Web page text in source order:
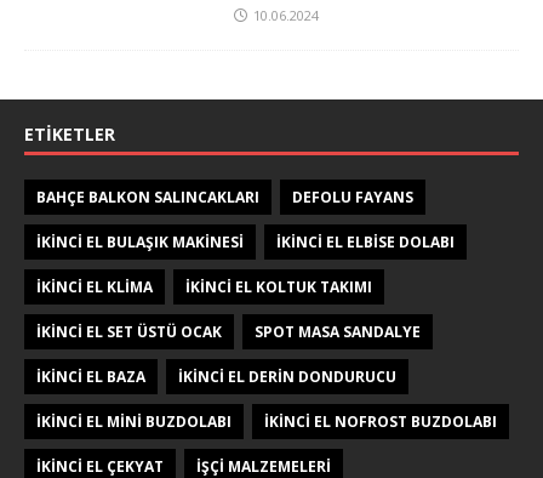
10.06.2024
ETIKETLER
BAHÇE BALKON SALINCAKLARI DEFOLU FAYANS
IKINCI EL BULAŞIK MAKINESI IKINCI EL ELBISE DOLABI
IKINCI EL KLIMA IKINCI EL KOLTUK TAKIMI
IKINCI EL SET ÜSTÜ OCAK SPOT MASA SANDALYE
İKINCI EL BAZA İKINCI EL DERIN DONDURUCU
İKINCI EL MINI BUZDOLABI İKINCI EL NOFROST BUZDOLABI
İKINCI EL ÇEKYAT İŞÇI MALZEMELERI